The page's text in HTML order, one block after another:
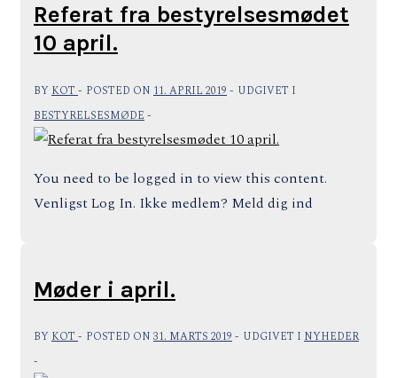
Referat fra bestyrelsesmødet
10 april.
BY KOT POSTED ON 11. APRIL 2019
UDGIVET I
BESTYRELSESMØDE
You need to be logged in to view this content.
Venligst Log In. Ikke medlem? Meld dig ind
Møder i april.
BY KOT POSTED ON 31. MARTS 2019 UDGIVET I NYHEDER